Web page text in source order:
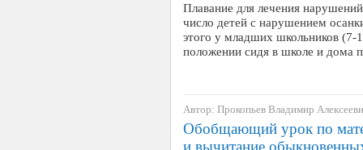
Плавание для лечения
число детей с нарушением
этого у младших школьников (7-
положении сидя в школе и дома
Автор: Прокопьев Владимир
Обобщающий урок по
и вычитание